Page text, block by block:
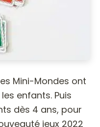
Mini-Mondes ont
enfants. Puis
dès 4 ans, pour
jeux 2022